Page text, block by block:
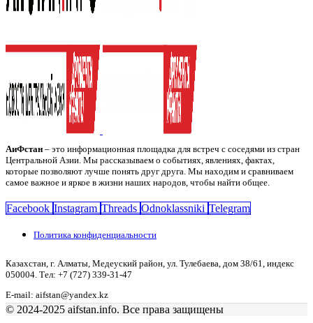
АиФстан – это информационная площадка для встреч с соседями из стран
Центральной Азии. Мы рассказываем о событиях, явлениях, фактах,
которые позволяют лучше понять друг друга. Мы находим и сравниваем
самое важное и яркое в жизни наших народов, чтобы найти общее.
Facebook Instagram Threads Odnoklassniki Telegram
Политика конфиденциальности
Казахстан, г. Алматы, Медеуский район, ул. Тулебаева, дом 38/61, индекс
050004. Тел: +7 (727) 339-31-47
E-mail: aifstan@yandex.kz
© 2024-2025 aifstan.info. Все права защищены